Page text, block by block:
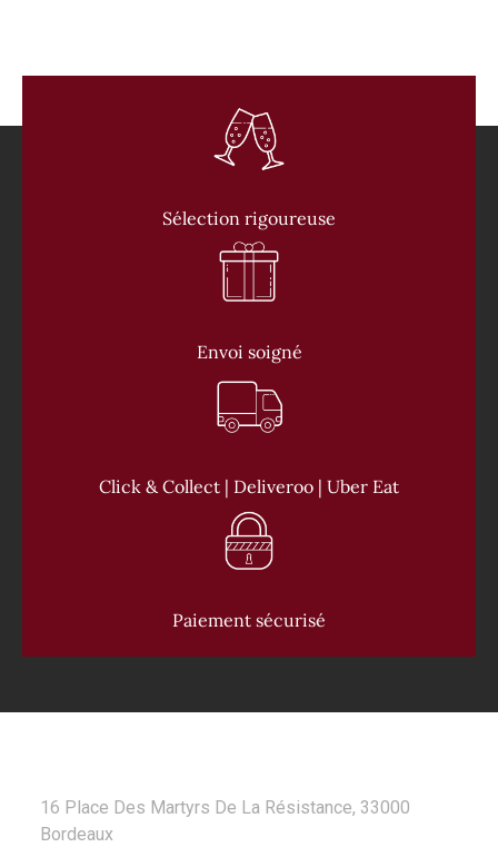
Sélection rigoureuse
Envoi soigné
Click & Collect | Deliveroo | Uber Eat
Paiement sécurisé
16 Place Des Martyrs De La Résistance, 33000
Bordeaux